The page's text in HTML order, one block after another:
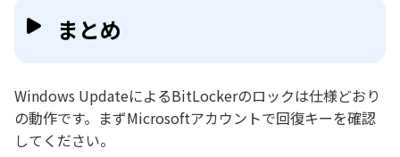
まとめ
Windows UpdateによるBitLockerのロックは仕様どおり
の動作です。まずMicrosoftアカウントで回復キーを確認
してください。